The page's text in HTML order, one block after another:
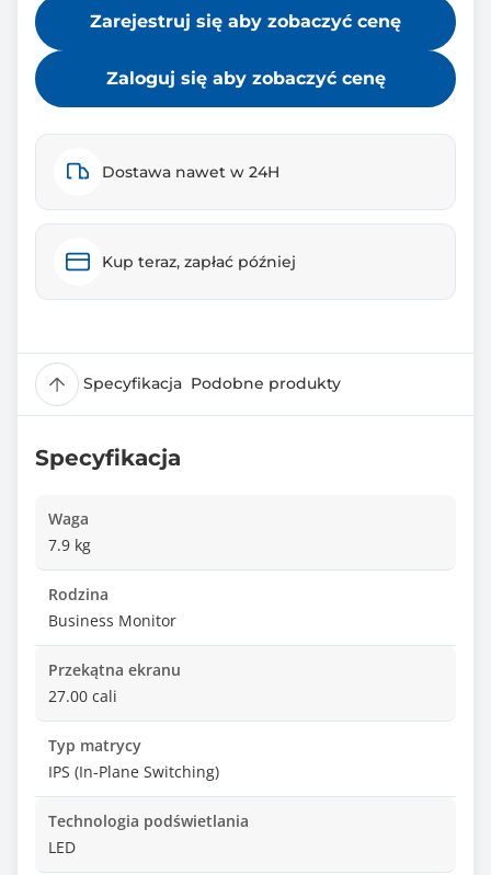
Zarejestruj się aby zobaczyć cenę
Zaloguj się aby zobaczyć cenę
Dostawa nawet w 24H
Kup teraz, zapłać później
Specyfikacja Podobne produkty
Specyfikacja
Waga
7.9 kg
Rodzina
Business Monitor
Przekątna ekranu
27.00 cali
Typ matrycy
IPS (In-Plane Switching)
Technologia podświetlania
LED